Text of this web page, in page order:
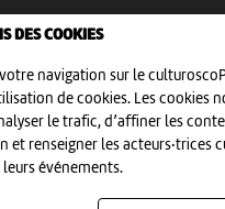
DES COOKIES
navigation sur le
de cookies. Les cookies
le trafic, d’affiner les
et renseigner les acteurs·trices
événements.